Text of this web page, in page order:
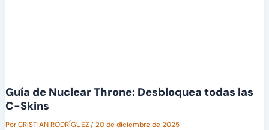
Guía de Nuclear Throne: Desbloquea todas las
C-Skins
PorCRISTIAN RODRÍGUEZ/20 de diciembre de 2025